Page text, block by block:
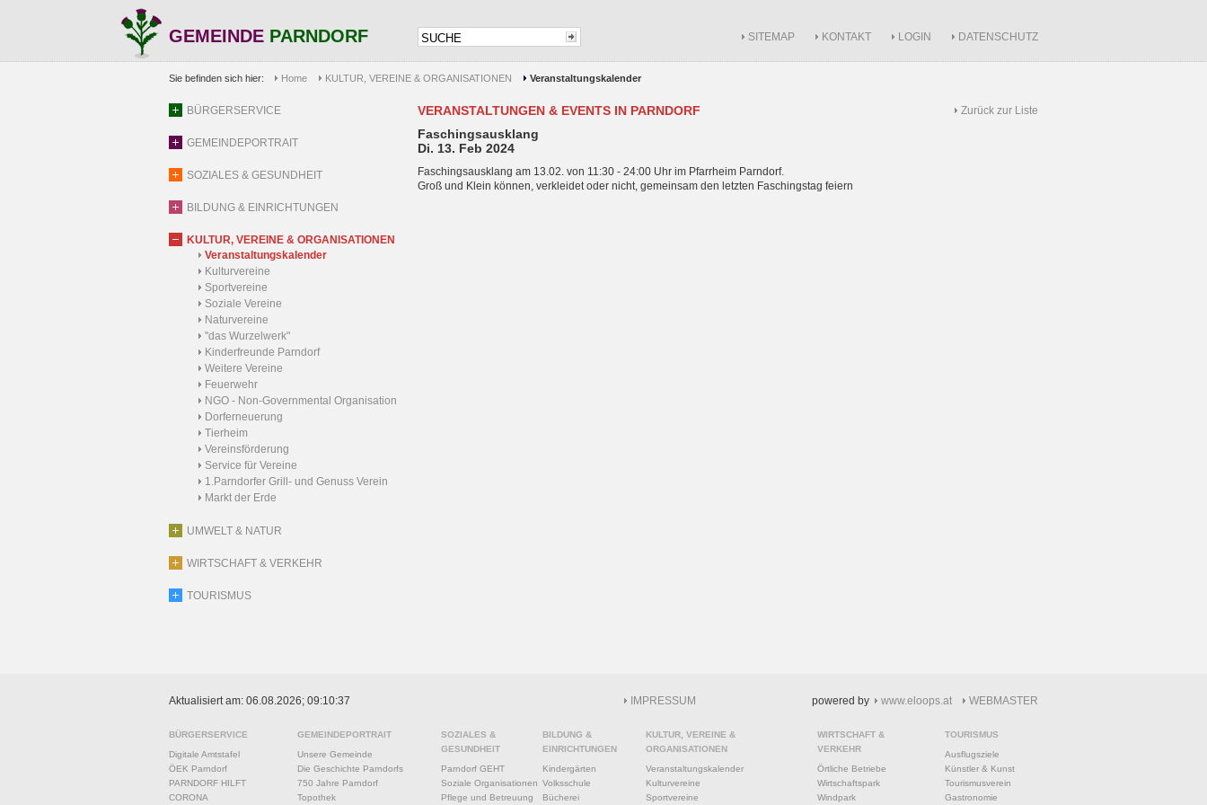
GEMEINDE PARNDORF SITEMAP KONTAKT LOGIN DATENSCHUTZ
Sie befinden sich hier: Home KULTUR, VEREINE & ORGANISATIONEN Veranstaltungskalender
BÜRGERSERVICE
GEMEINDEPORTRAIT
SOZIALES & GESUNDHEIT
BILDUNG & EINRICHTUNGEN
KULTUR, VEREINE & ORGANISATIONEN
Veranstaltungskalender
Kulturvereine
Sportvereine
Soziale Vereine
Naturvereine
"das Wurzelwerk"
Kinderfreunde Parndorf
Weitere Vereine
Feuerwehr
NGO - Non-Governmental Organisation
Dorferneuerung
Tierheim
Vereinsförderung
Service für Vereine
1.Parndorfer Grill- und Genuss Verein
Markt der Erde
UMWELT & NATUR
WIRTSCHAFT & VERKEHR
TOURISMUS
Zurück zur Liste
VERANSTALTUNGEN & EVENTS IN PARNDORF
Faschingsausklang
Di. 13. Feb 2024
Faschingsausklang am 13.02. von 11:30 - 24:00 Uhr im Pfarrheim Parndorf.
Groß und Klein können, verkleidet oder nicht, gemeinsam den letzten Faschingstag feiern
Aktualisiert am: 06.08.2026; 09:10:37 IMPRESSUM powered by www.eloops.at WEBMASTER
BÜRGERSERVICE
Digitale Amtstafel
ÖEK Parndorf
PARNDORF HILFT
CORONA
GEMEINDEPORTRAIT
Unsere Gemeinde
Die Geschichte Parndorfs
750 Jahre Parndorf
Topothek
SOZIALES &
GESUNDHEIT
Parndorf GEHT
Soziale Organisationen
Pflege und Betreuung
BILDUNG &
EINRICHTUNGEN
Kindergärten
Volksschule
Bücherei
KULTUR, VEREINE &
ORGANISATIONEN
Veranstaltungskalender
Kulturvereine
Sportvereine
WIRTSCHAFT &
VERKEHR
Örtliche Betriebe
Wirtschaftspark
Windpark
TOURISMUS
Ausflugsziele
Künstler & Kunst
Tourismusverein
Gastronomie